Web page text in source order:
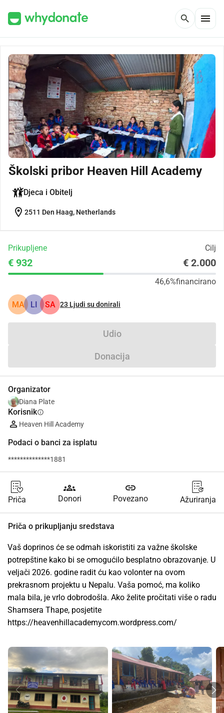
search menu
Školski pribor Heaven Hill Academy
Djeca i Obitelj
location_on 2511 Den Haag, Netherlands
Prikupljene Cilj
€ 932 € 2.000
46,6%financirano
MA LI SA 23 Ljudi su donirali
Udio
Donacija
Organizator
Diana Plate
Korisnikinfo
Heaven Hill Academy
Podaci o banci za isplatu
**************1881
Priča
groups
Donori
link
Povezano Ažuriranja
Priča o prikupljanju sredstava
Vaš doprinos će se odmah iskoristiti za važne školske
potrepštine kako bi se omogućilo besplatno obrazovanje. U
veljači 2026. godine radit ću kao volonter na ovom
prekrasnom projektu u Nepalu. Vaša pomoć, ma koliko
mala bila, je vrlo dobrodošla. Ako želite pročitati više o radu
Shamsera Thape, posjetite
https://heavenhillacademycom.wordpress.com/